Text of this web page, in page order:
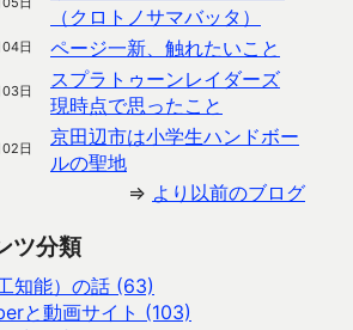
（クロトノサマバッタ）
日 ページ一新、触れたいこと
日
スプラトゥーンレイダーズ
現時点で思ったこと
日
京田辺市は小学生ハンドボー
ルの聖地
⇒ より以前のブログ
ツ分類
知能）の話 (63)
と動画サイト (103)